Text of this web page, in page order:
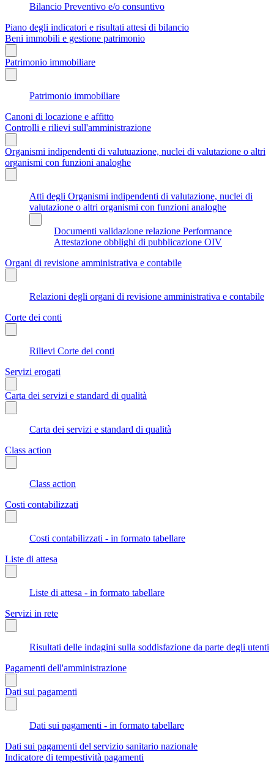
Bilancio Preventivo e/o consuntivo
Piano degli indicatori e risultati attesi di bilancio
Beni immobili e gestione patrimonio
Patrimonio immobiliare
Patrimonio immobiliare
Canoni di locazione e affitto
Controlli e rilievi sull'amministrazione
Organismi indipendenti di valutuazione, nuclei di valutazione o altri
organismi con funzioni analoghe
Atti degli Organismi indipendenti di valutazione, nuclei di
valutazione o altri organismi con funzioni analoghe
Documenti validazione relazione Performance
Attestazione obblighi di pubblicazione OIV
Organi di revisione amministrativa e contabile
Relazioni degli organi di revisione amministrativa e contabile
Corte dei conti
Rilievi Corte dei conti
Servizi erogati
Carta dei servizi e standard di qualità
Carta dei servizi e standard di qualità
Class action
Class action
Costi contabilizzati
Costi contabilizzati - in formato tabellare
Liste di attesa
Liste di attesa - in formato tabellare
Servizi in rete
Risultati delle indagini sulla soddisfazione da parte degli utenti
Pagamenti dell'amministrazione
Dati sui pagamenti
Dati sui pagamenti - in formato tabellare
Dati sui pagamenti del servizio sanitario nazionale
Indicatore di tempestività pagamenti